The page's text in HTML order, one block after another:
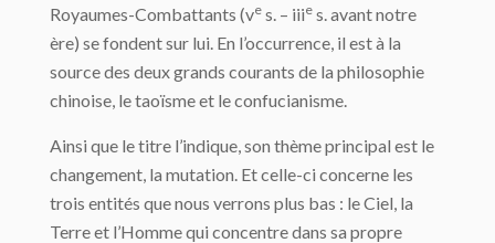
Royaumes-Combattants (ve s. – iiie s. avant notre
ère) se fondent sur lui. En l’occurrence, il est à la
source des deux grands courants de la philosophie
chinoise, le taoïsme et le confucianisme.
Ainsi que le titre l’indique, son thème principal est le
changement, la mutation. Et celle-ci concerne les
trois entités que nous verrons plus bas : le Ciel, la
Terre et l’Homme qui concentre dans sa propre